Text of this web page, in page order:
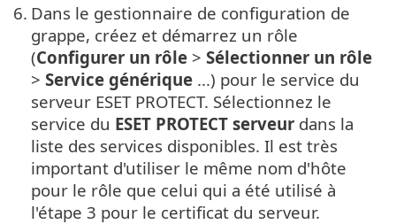
6. Dans le gestionnaire de configuration de
grappe, créez et démarrez un rôle
(Configurer un rôle > Sélectionner un rôle
> Service générique ...) pour le service du
serveur ESET PROTECT. Sélectionnez le
service du ESET PROTECT serveur dans la
liste des services disponibles. Il est très
important d'utiliser le même nom d'hôte
pour le rôle que celui qui a été utilisé à
l'étape 3 pour le certificat du serveur.